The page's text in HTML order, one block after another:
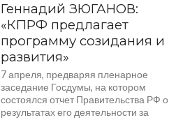
Геннадий ЗЮГАНОВ:
«КПРФ предлагает
программу созидания и
развития»
7 апреля, предваряя пленарное
заседание Госдумы, на котором
состоялся отчет Правительства РФ о
результатах его деятельности за